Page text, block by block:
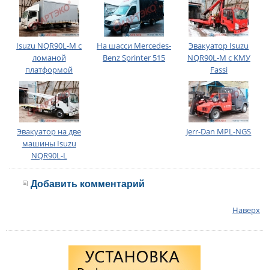
Isuzu NQR90L-M с
ломаной
платформой
На шасси Mercedes-
Benz Sprinter 515
Эвакуатор Isuzu
NQR90L-M с КМУ
Fassi
Эвакуатор на две
машины Isuzu
NQR90L-L
Jerr-Dan MPL-NGS
Добавить комментарий
Наверх